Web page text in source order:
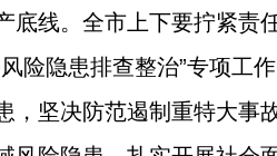
底线。全市上下要拧紧责
险隐患排查整治”专项工
，坚决防范遏制重特大事